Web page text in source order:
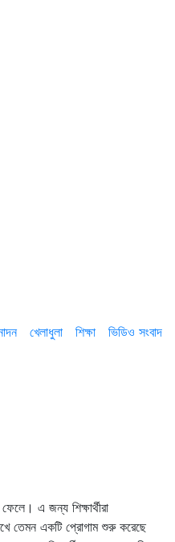
খেলাধুলা শিক্ষা ভিডিও সংবাদ
এ জন্য শিক্ষার্থীরা
তেমন একটি প্রোগাম শুরু করেছে